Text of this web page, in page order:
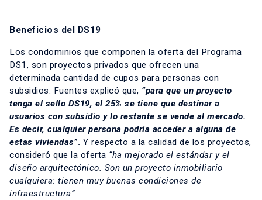
Beneficios del DS19
Los condominios que componen la oferta del Programa
DS1, son proyectos privados que ofrecen una
determinada cantidad de cupos para personas con
subsidios. Fuentes explicó que, “para que un proyecto
tenga el sello DS19, el 25% se tiene que destinar a
usuarios con subsidio y lo restante se vende al mercado.
Es decir, cualquier persona podría acceder a alguna de
estas viviendas”. Y respecto a la calidad de los proyectos,
consideró que la oferta “ha mejorado el estándar y el
diseño arquitectónico. Son un proyecto inmobiliario
cualquiera: tienen muy buenas condiciones de
infraestructura”.